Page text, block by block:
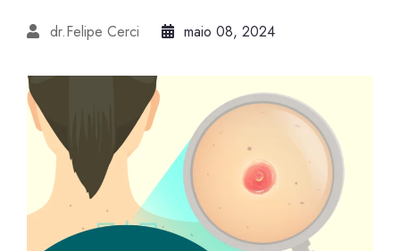
dr.Felipe Cerci maio 08, 2024